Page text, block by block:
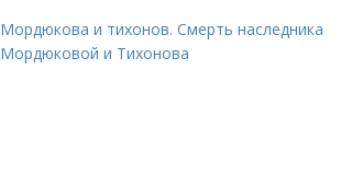
Мордюкова и тихонов. Смерть наследника
Мордюковой и Тихонова